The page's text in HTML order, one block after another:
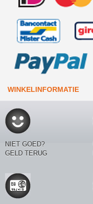
WINKELINFORMATIE
NIET GOED?
GELD TERUG